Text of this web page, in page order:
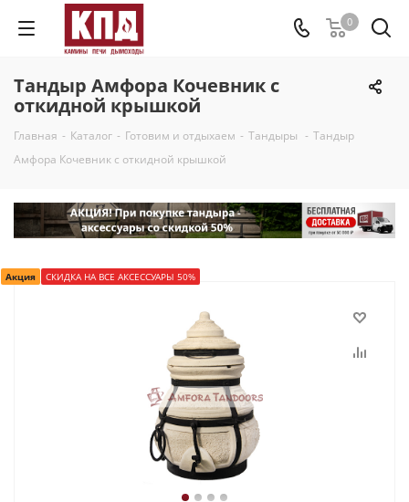
0
Тандыр Амфора Кочевник с
откидной крышкой
Главная - Каталог - Готовим и отдыхаем - Тандыры - Тандыр
Амфора Кочевник с откидной крышкой
Акция СКИДКА НА ВСЕ АКСЕССУАРЫ 50%